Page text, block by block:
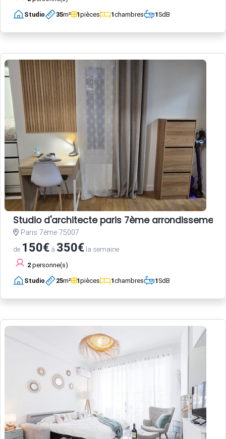
Studio 35m² 1pièces 1chambres 1SdB
Studio d'architecte paris 7ème arrondissement
Paris 7ème 75007
de 150€ à 350€ la semaine
2 personne(s)
Studio 25m² 1pièces 1chambres 1SdB